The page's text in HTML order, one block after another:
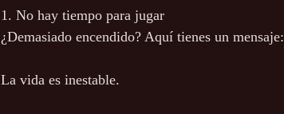
1. No hay tiempo para jugar
¿Demasiado encendido? Aquí tienes un mensaje:
La vida es inestable.